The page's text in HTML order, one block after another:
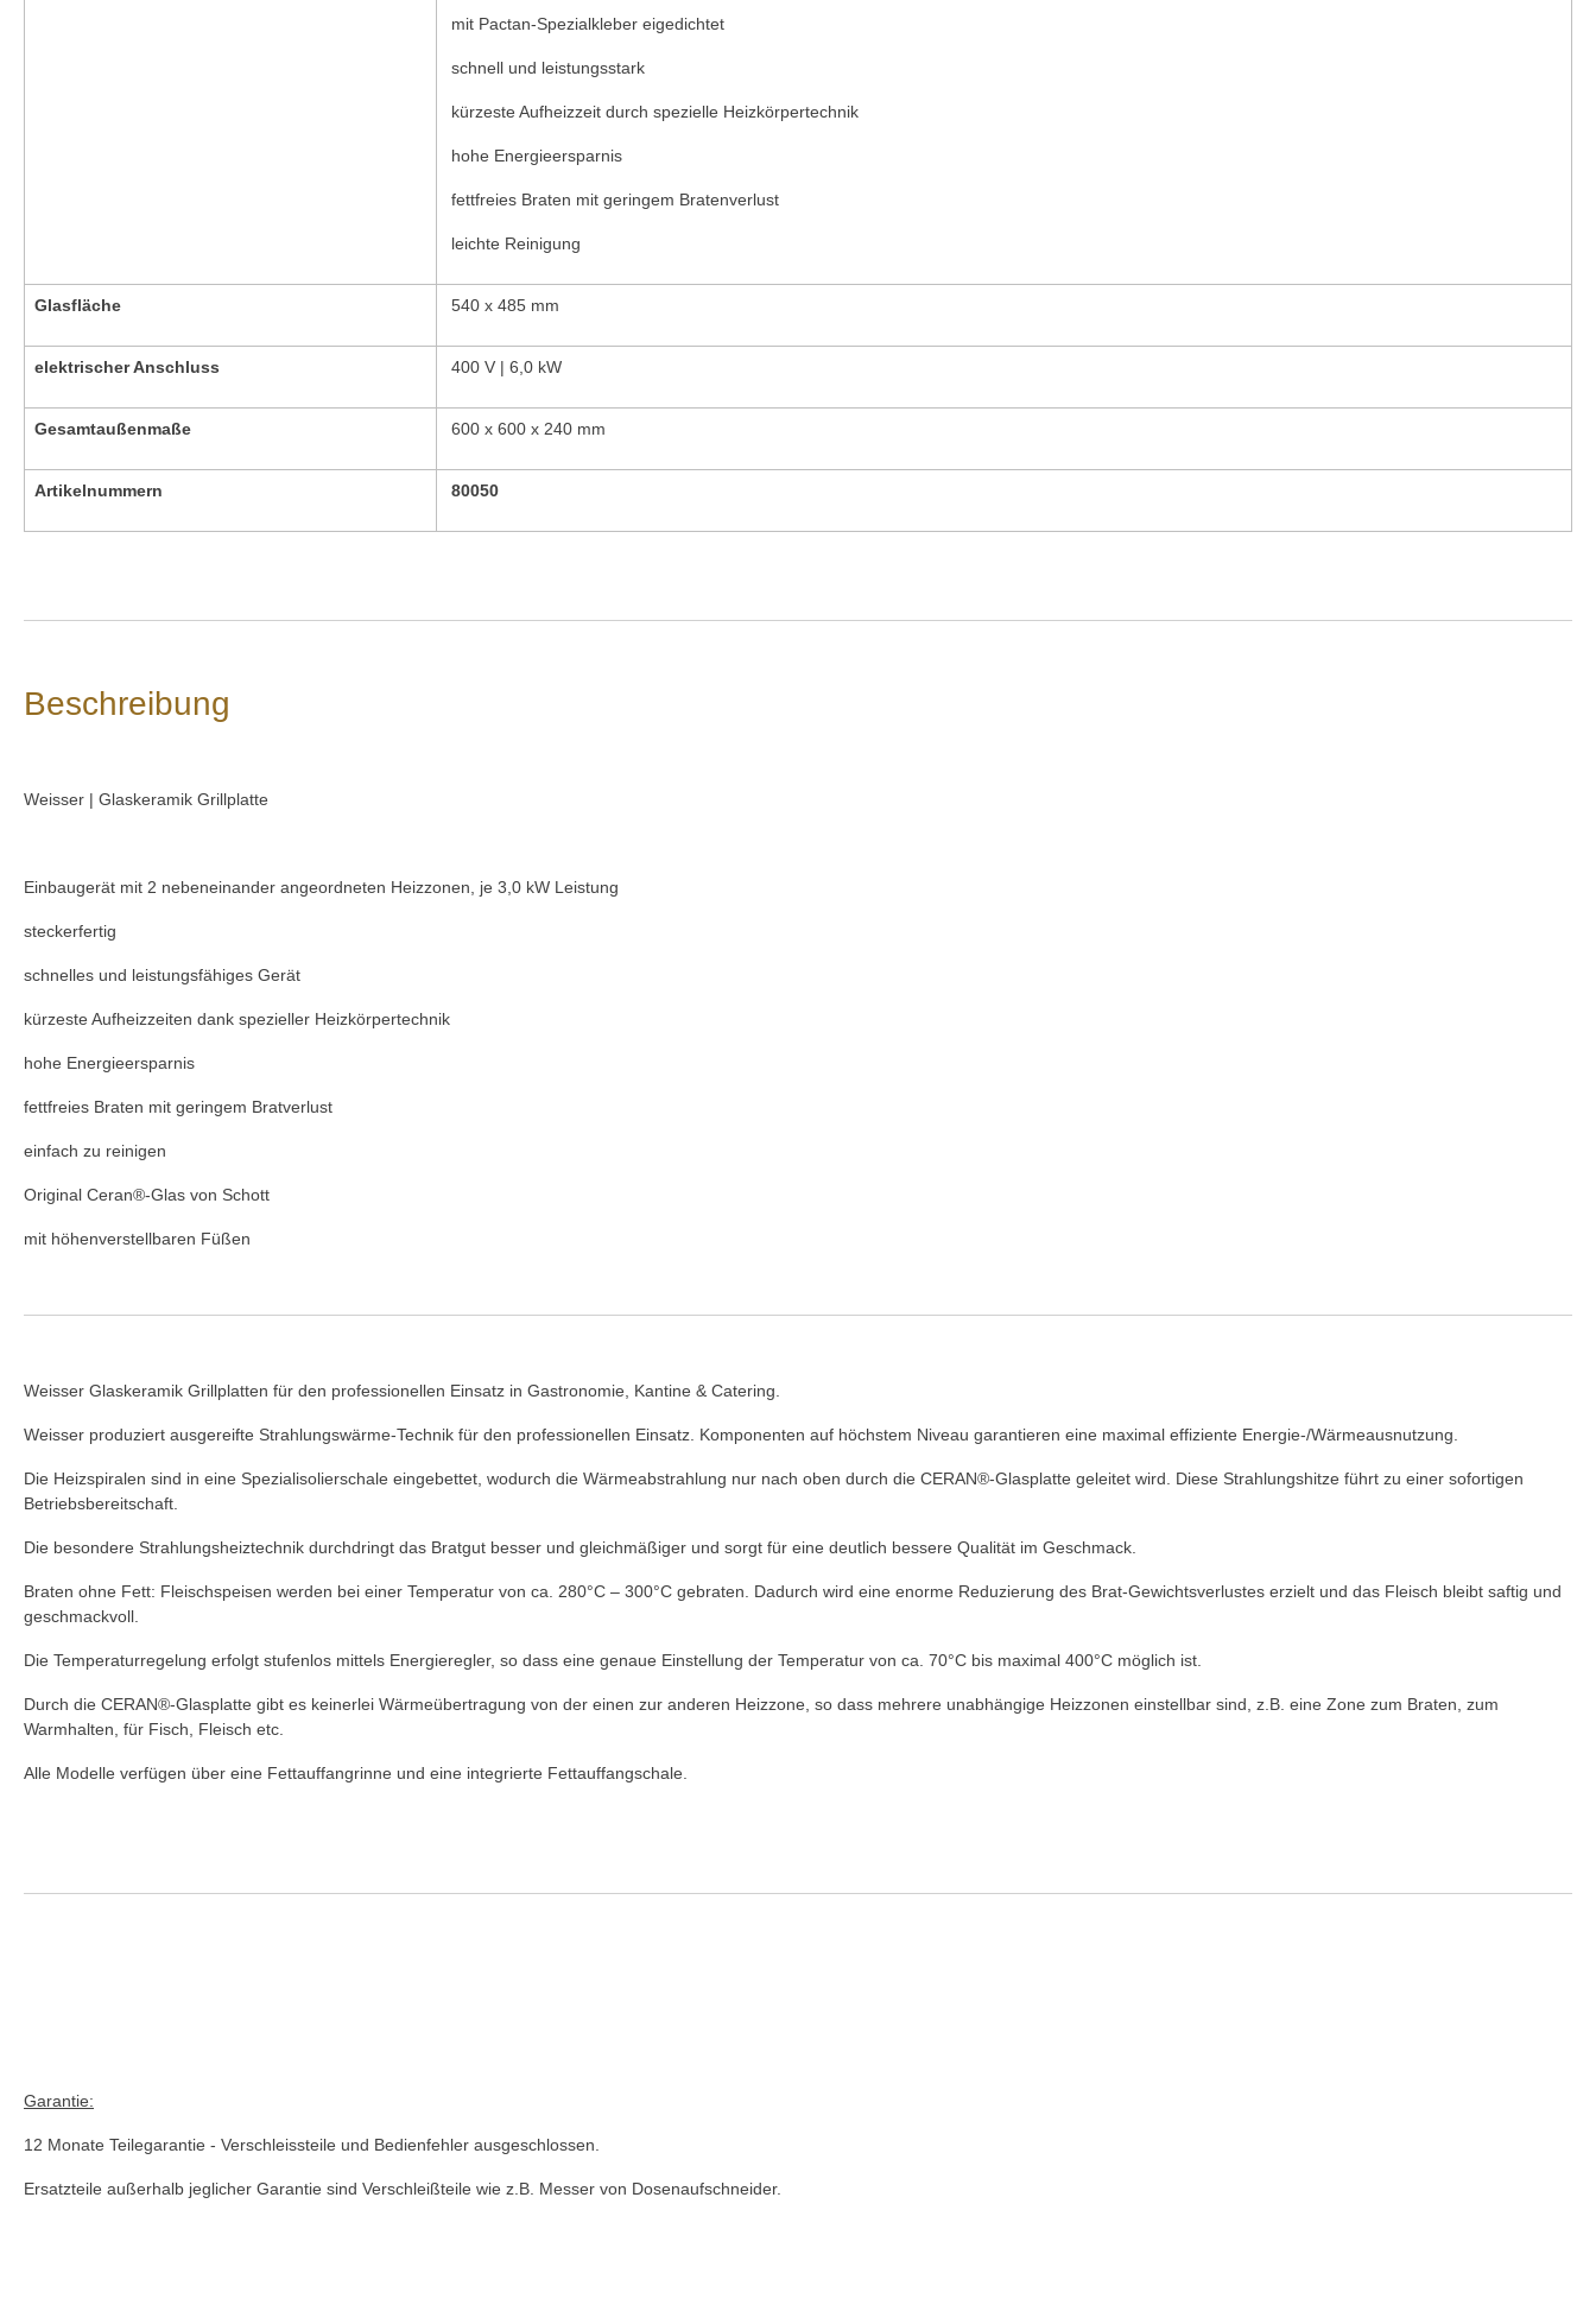
mit Pactan-Spezialkleber eigedichtet
schnell und leistungsstark
kürzeste Aufheizzeit durch spezielle Heizkörpertechnik
hohe Energieersparnis
fettfreies Braten mit geringem Bratenverlust
leichte Reinigung
Glasfläche 540 x 485 mm
elektrischer Anschluss 400 V | 6,0 kW
Gesamtaußenmaße 600 x 600 x 240 mm
Artikelnummern 80050
Beschreibung
Weisser | Glaskeramik Grillplatte
Einbaugerät mit 2 nebeneinander angeordneten Heizzonen, je 3,0 kW Leistung
steckerfertig
schnelles und leistungsfähiges Gerät
kürzeste Aufheizzeiten dank spezieller Heizkörpertechnik
hohe Energieersparnis
fettfreies Braten mit geringem Bratverlust
einfach zu reinigen
Original Ceran®-Glas von Schott
mit höhenverstellbaren Füßen
Weisser Glaskeramik Grillplatten für den professionellen Einsatz in Gastronomie, Kantine & Catering.
Weisser produziert ausgereifte Strahlungswärme-Technik für den professionellen Einsatz. Komponenten auf höchstem Niveau garantieren eine maximal effiziente Energie-/Wärmeausnutzung.
Die Heizspiralen sind in eine Spezialisolierschale eingebettet, wodurch die Wärmeabstrahlung nur nach oben durch die CERAN®-Glasplatte geleitet wird. Diese Strahlungshitze führt zu einer sofortigen
Betriebsbereitschaft.
Die besondere Strahlungsheiztechnik durchdringt das Bratgut besser und gleichmäßiger und sorgt für eine deutlich bessere Qualität im Geschmack.
Braten ohne Fett: Fleischspeisen werden bei einer Temperatur von ca. 280°C – 300°C gebraten. Dadurch wird eine enorme Reduzierung des Brat-Gewichtsverlustes erzielt und das Fleisch bleibt saftig und
geschmackvoll.
Die Temperaturregelung erfolgt stufenlos mittels Energieregler, so dass eine genaue Einstellung der Temperatur von ca. 70°C bis maximal 400°C möglich ist.
Durch die CERAN®-Glasplatte gibt es keinerlei Wärmeübertragung von der einen zur anderen Heizzone, so dass mehrere unabhängige Heizzonen einstellbar sind, z.B. eine Zone zum Braten, zum
Warmhalten, für Fisch, Fleisch etc.
Alle Modelle verfügen über eine Fettauffangrinne und eine integrierte Fettauffangschale.
Garantie:
12 Monate Teilegarantie - Verschleissteile und Bedienfehler ausgeschlossen.
Ersatzteile außerhalb jeglicher Garantie sind Verschleißteile wie z.B. Messer von Dosenaufschneider.